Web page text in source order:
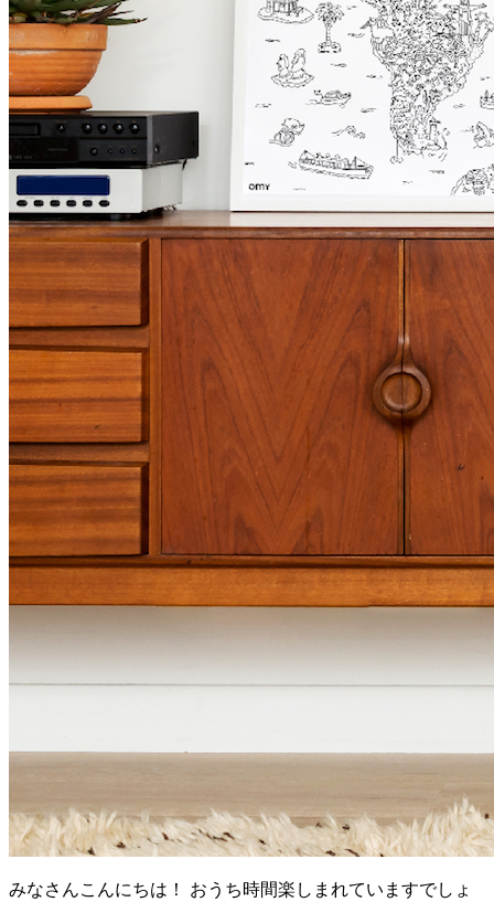
みなさんこんにちは！ おうち時間楽しまれていますでしょ